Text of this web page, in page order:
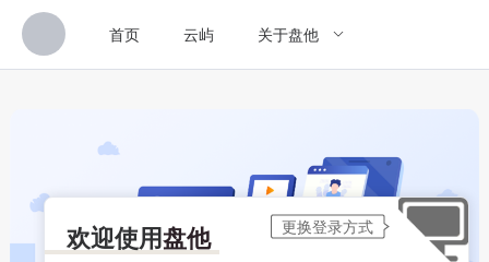
首页 云屿 关于盘他
欢迎使用盘他